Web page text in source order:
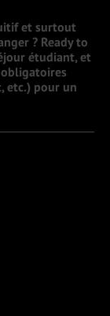
et surtout
? Ready to
étudiant, et
obligatoires
etc.) pour un